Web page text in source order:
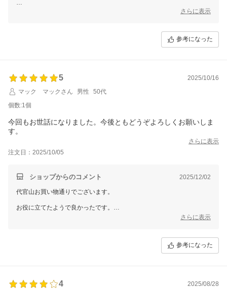
ご購入いただき安心してお過ごしいただけるとのこと、とても嬉しく思
さらに表示
参考になった
5
2025/10/16
マック マックさん
男性
50代
個数:1個
今回もお世話になりました。今後ともどうぞよろしくお願いしま
す。
さらに表示
注文日：2025/10/05
ショップからのコメント 2025/12/02
代官山お買い物通りでございます。
お役に立てたようで良かったです。
さらに表示
参考になった
4
2025/08/28